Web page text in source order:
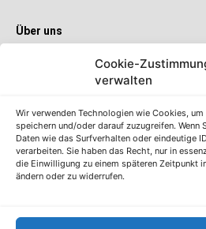
Cookie-
verwalten
Wir verwenden Technologien wie Cookies,
speichern und/oder darauf zuzugreifen. Wenn
Daten wie das Surfverhalten oder eindeutige
verarbeiten. Sie haben das Recht, nur in
die Einwilligung zu einem späteren Zeitpunkt
ändern oder zu widerrufen.
Über uns
Sie wollen mehr als ein
S-Quin Konto genau das Richtige für
etliche Inklusivleistungen. Im S-Quin
immer, was es Neues gibt.
Die S-Quin